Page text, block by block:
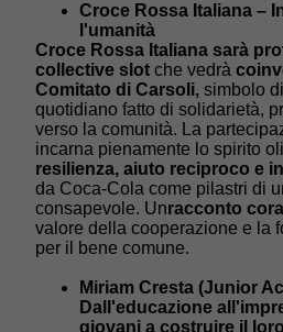
Croce Rossa Italiana –
l'umanità
Croce Rossa Italiana sarà
collective slot che vedrà
Comitato di Carsoli, simbolo
quotidiano fatto di solidarietà,
verso la comunità. La
incarna pienamente lo spirito
resilienza, aiuto reciproco e
da Coca-Cola come pilastri di
consapevole. Unracconto
valore della cooperazione e la
per il bene comune.
Miriam Cresta (Junior
Dall'educazione
giovani a costruire il